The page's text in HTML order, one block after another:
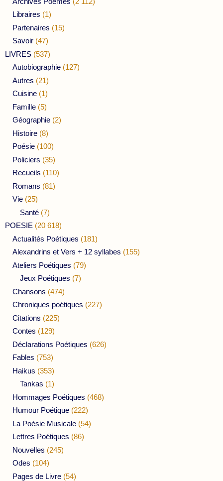
Libraires (1)
Partenaires (15)
Savoir (47)
LIVRES (537)
Autobiographie (127)
Autres (21)
Cuisine (1)
Famille (5)
Géographie (2)
Histoire (8)
Poésie (100)
Policiers (35)
Recueils (110)
Romans (81)
Vie (25)
Santé (7)
POESIE (20 618)
Actualités Poétiques (181)
Alexandrins et Vers + 12 syllabes (155)
Ateliers Poétiques (79)
Jeux Poétiques (7)
Chansons (474)
Chroniques poétiques (227)
Citations (225)
Contes (129)
Déclarations Poétiques (626)
Fables (753)
Haikus (353)
Tankas (1)
Hommages Poétiques (468)
Humour Poétique (222)
La Poésie Musicale (54)
Lettres Poétiques (86)
Nouvelles (245)
Odes (104)
Pages de Livre (54)